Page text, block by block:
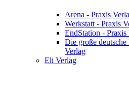
Arena - Praxis
Werkstatt - Praxis
EndStation - Praxis
Die große
Verlag
Eli Verlag